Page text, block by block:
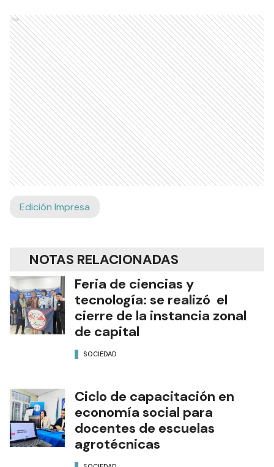
Ads
Edición Impresa
NOTAS RELACIONADAS
Feria de ciencias y
tecnología: se realizó el
cierre de la instancia zonal
de capital
SOCIEDAD
Ciclo de capacitación en
economía social para
docentes de escuelas
agrotécnicas